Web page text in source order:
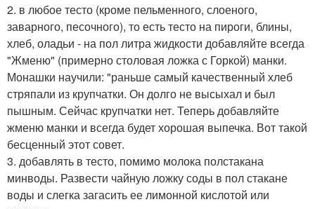
2. в любое тесто (кроме пельменного, слоеного,
заварного, песочного), то есть тесто на пироги, блины,
хлеб, оладьи - на пол литра жидкости добавляйте всегда
"Жменю" (примерно столовая ложка с Горкой) манки.
Монашки научили: "раньше самый качественный хлеб
стряпали из крупчатки. Он долго не высыхал и был
пышным. Сейчас крупчатки нет. Теперь добавляйте
жменю манки и всегда будет хорошая выпечка. Вот такой
бесценный этот совет.
3. добавлять в тесто, помимо молока полстакана
минводы. Развести чайную ложку соды в пол стакане
воды и слегка загасить ее лимонной кислотой или